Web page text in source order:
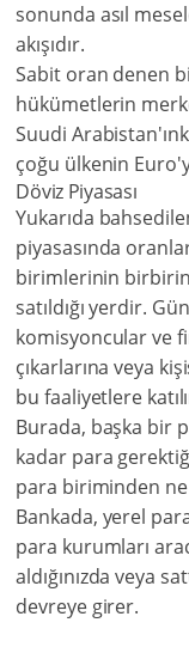
sonunda asıl
akışıdır.
Sabit oran denen
hükümetlerin
Suudi
çoğu ülkenin
Döviz Piyasası
Yukarıda
piyasasında
birimlerinin
satıldığı yerdir.
komisyoncular ve
çıkarlarına veya
bu faaliyetlere
Burada, başka bir
kadar para
para biriminden ne
Bankada, yerel
para kurumları
aldığınızda veya
devreye girer.